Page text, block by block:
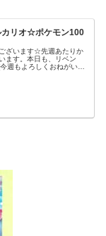
カリオ☆ポケモン100
ざいます☆先週あたりか
ます。本日も、リベン
週もよろしくおねがいし